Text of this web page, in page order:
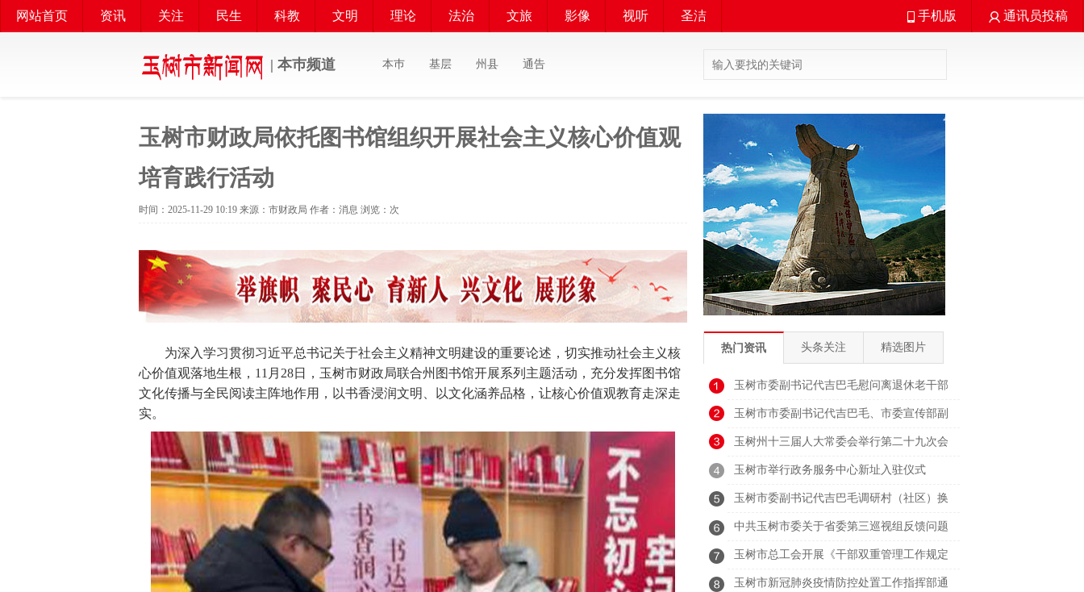
网站首页 资讯 关注 民生 科教 文明 理论 法治 文旅 影像 视听 圣洁 通讯员投稿
手机版
| 本巿频道 本巿 基层 州县 通告
玉树市财政局依托图书馆组织开展社会主义核心价值观
培育践行活动
时间：2025-11-29 10:19 来源：市财政局 作者：消息 浏览： 次
为深入学习贯彻习近平总书记关于社会主义精神文明建设的重要论述，切实推动社会主义核
心价值观落地生根，11月28日，玉树市财政局联合州图书馆开展系列主题活动，充分发挥图书馆
文化传播与全民阅读主阵地作用，以书香浸润文明、以文化涵养品格，让核心价值观教育走深走
实。
热门资讯 头条关注 精选图片
玉树市委副书记代吉巴毛慰问离退休老干部
玉树市市委副书记代吉巴毛、市委宣传部副
部长
玉树州十三届人大常委会举行第二十九次会
议
玉树市举行政务服务中心新址入驻仪式
玉树市委副书记代吉巴毛调研村（社区）换
届时
中共玉树市委关于省委第三巡视组反馈问题
整改
玉树市总工会开展《干部双重管理工作规定
（试
玉树市新冠肺炎疫情防控处置工作指挥部通